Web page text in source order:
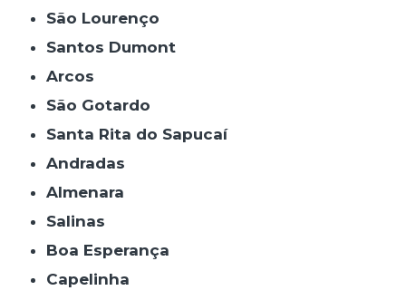
São Lourenço
Santos Dumont
Arcos
São Gotardo
Santa Rita do Sapucaí
Andradas
Almenara
Salinas
Boa Esperança
Capelinha